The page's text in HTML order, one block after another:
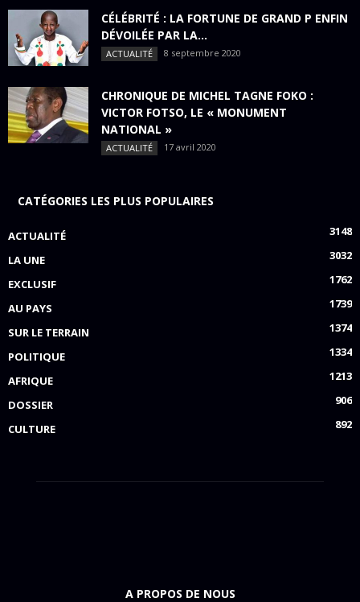
CÉLÉBRITÉ : LA FORTUNE DE GRAND P ENFIN
DÉVOILÉE PAR LA...
ACTUALITÉ 8 septembre 2020
CHRONIQUE DE MICHEL TAGNE FOKO :
VICTOR FOTSO, LE « MONUMENT
NATIONAL »
ACTUALITÉ 17 avril 2020
CATÉGORIES LES PLUS POPULAIRES
ACTUALITÉ
3148
LA UNE
3032
EXCLUSIF
1762
AU PAYS
1739
SUR LE TERRAIN
1374
POLITIQUE
1334
AFRIQUE
1213
DOSSIER
906
CULTURE
892
A PROPOS DE NOUS